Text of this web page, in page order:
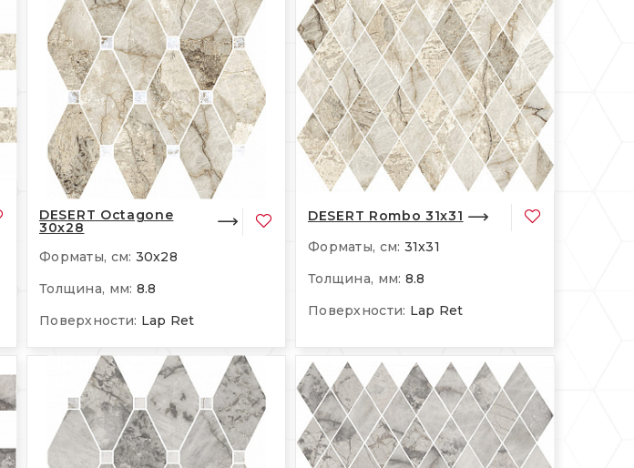
DESERT Octagone
30x28
Форматы, см: 30x28
Толщина, мм: 8.8
Поверхности: Lap Ret
DESERT Rombo 31x31
Форматы, см: 31x31
Толщина, мм: 8.8
Поверхности: Lap Ret